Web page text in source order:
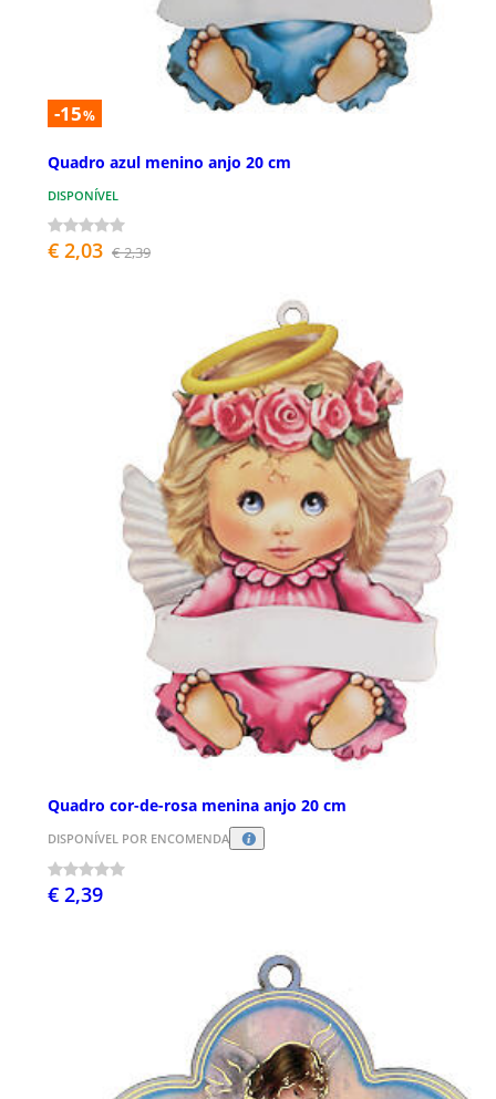
-15%
Quadro azul menino anjo 20 cm
DISPONÍVEL
€ 2,03 € 2,39
Quadro cor-de-rosa menina anjo 20 cm
DISPONÍVEL POR ENCOMENDA
€ 2,39